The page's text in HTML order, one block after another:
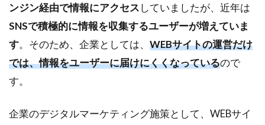
ン
と
ンジン経由で情報にアクセスしていましたが、近年は
SNSで積極的に情報を収集するユーザーが増えていま
す。そのため、企業としては、 WEBサイトの運営だけ
では、情報をユーザーに届けにくくなっているので
す。
企業のデジタルマーケティング施策として、WEBサイ